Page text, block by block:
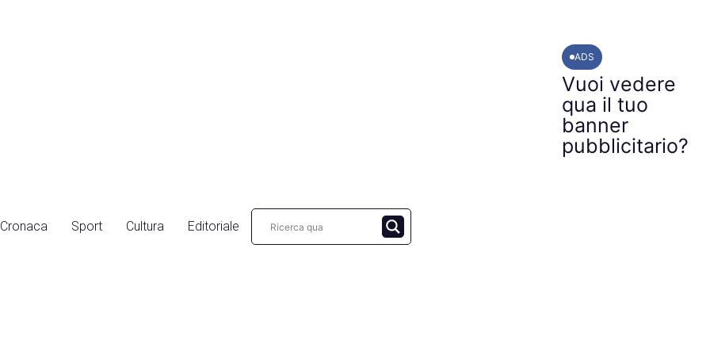
ADS
Vuoi vedere
qua il tuo
banner
pubblicitario?
Cronaca Sport Cultura Editoriale